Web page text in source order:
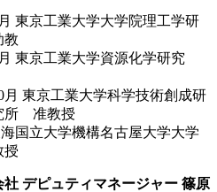
東京工業大学大学院理工学研
教
東京工業大学資源化学研究
月 東京工業大学科学技術創成研
所 准教授
国立大学機構名古屋大学大学
授
デピュティマネージャー 篠原